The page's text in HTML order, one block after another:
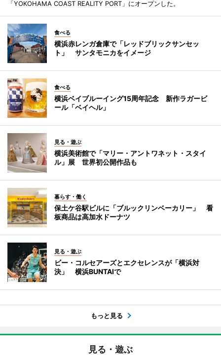
「YOKOHAMA COAST REALITY PORT」にオープンした。
食べる
横浜赤レンガ倉庫で「レッドブリックサンセッ
ト」 サンタモニカをイメージ
食べる
横浜ベイブルーイング15周年記念 新作ラガービ
ール「ベイヘル」
見る・遊ぶ
横浜美術館で「マリー・アントワネット・スタイ
ル」展 世界初公開作品も
暮らす・働く
保土ケ谷駅ビルに「ブルックリンベーカリー」 看
板商品は高加水ドーナツ
見る・遊ぶ
ビー・コルセアーズとエクセレンスが「横浜対
決」 横浜BUNTAIで
もっと見る
見る・遊ぶ